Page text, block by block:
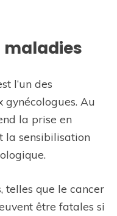
maladies
l’un des
gynécologues. Au
la prise en
la sensibilisation
telles que le cancer
être fatales si